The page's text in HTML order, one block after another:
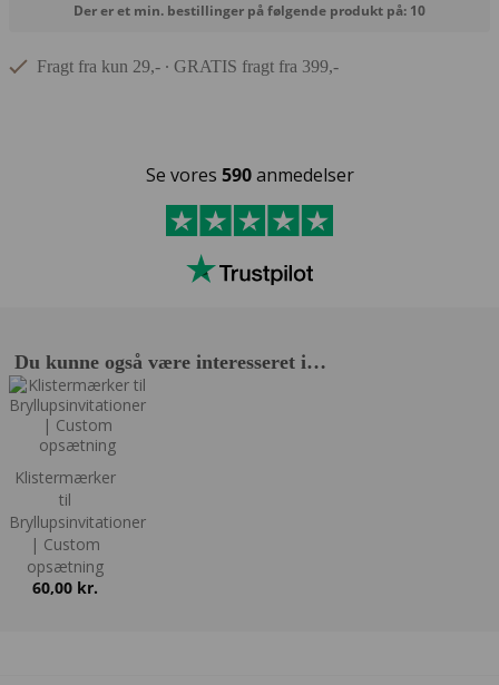
Der er et min. bestillinger på følgende produkt på: 10
Fragt fra kun 29,- ∙ GRATIS fragt fra 399,-
Se vores 590anmedelser
Du kunne også være interesseret i…
Klistermærker
til
Bryllupsinvitationer
| Custom
opsætning
60,00 kr.